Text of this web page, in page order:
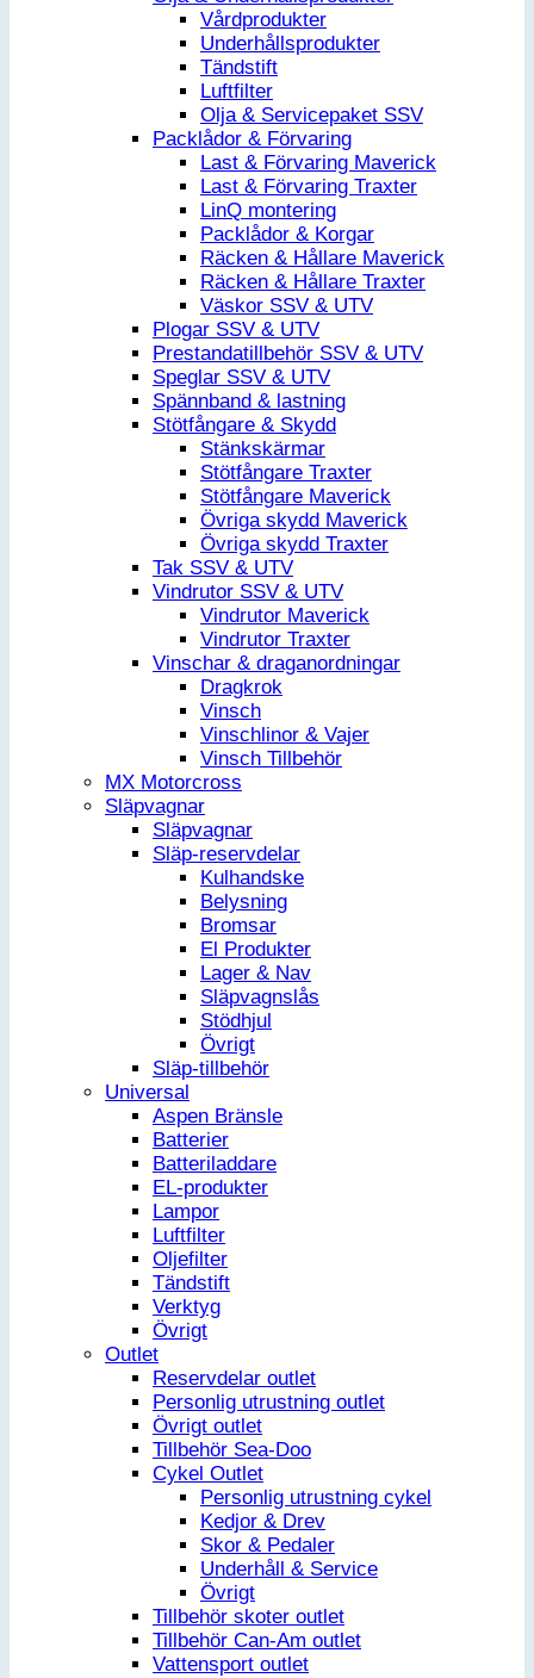
Vårdprodukter
Underhållsprodukter
Tändstift
Luftfilter
Olja & Servicepaket SSV
Packlådor & Förvaring
Last & Förvaring Maverick
Last & Förvaring Traxter
LinQ montering
Packlådor & Korgar
Räcken & Hållare Maverick
Räcken & Hållare Traxter
Väskor SSV & UTV
Plogar SSV & UTV
Prestandatillbehör SSV & UTV
Speglar SSV & UTV
Spännband & lastning
Stötfångare & Skydd
Stänkskärmar
Stötfångare Traxter
Stötfångare Maverick
Övriga skydd Maverick
Övriga skydd Traxter
Tak SSV & UTV
Vindrutor SSV & UTV
Vindrutor Maverick
Vindrutor Traxter
Vinschar & draganordningar
Dragkrok
Vinsch
Vinschlinor & Vajer
Vinsch Tillbehör
MX Motorcross
Släpvagnar
Släpvagnar
Släp-reservdelar
Kulhandske
Belysning
Bromsar
El Produkter
Lager & Nav
Släpvagnslås
Stödhjul
Övrigt
Släp-tillbehör
Universal
Aspen Bränsle
Batterier
Batteriladdare
EL-produkter
Lampor
Luftfilter
Oljefilter
Tändstift
Verktyg
Övrigt
Outlet
Reservdelar outlet
Personlig utrustning outlet
Övrigt outlet
Tillbehör Sea-Doo
Cykel Outlet
Personlig utrustning cykel
Kedjor & Drev
Skor & Pedaler
Underhåll & Service
Övrigt
Tillbehör skoter outlet
Tillbehör Can-Am outlet
Vattensport outlet